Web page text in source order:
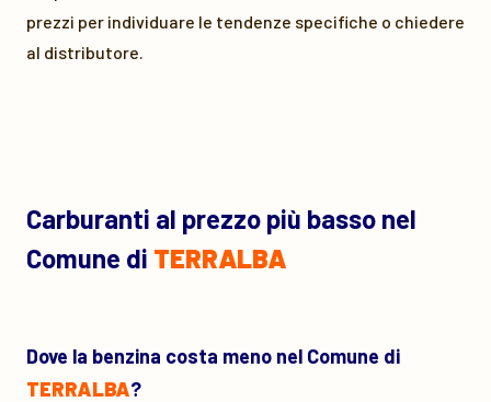
prezzi per individuare le tendenze specifiche o chiedere
al distributore.
Carburanti al prezzo più basso nel
Comune di TERRALBA
Dove la benzina costa meno nel Comune di
TERRALBA?